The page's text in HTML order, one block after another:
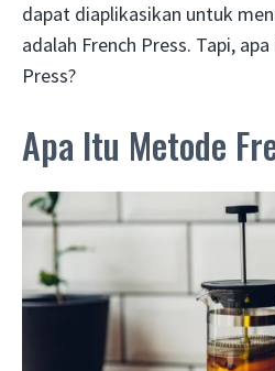
dapat diaplikasikan untuk
adalah French Press. Tapi,
Press?
Apa Itu Metode